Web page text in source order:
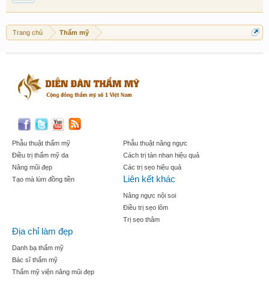
Trang chủ Thẩm mỹ
Phẫu thuật thẩm mỹ
Điều trị thẩm mỹ da
Nâng mũi đẹp
Tạo mà lúm đồng tiền
Phẫu thuật nâng ngực
Cách trị tàn nhan hiệu quả
Các trị sẹo hiệu quả
Liên kết khác
Nâng ngực nội soi
Điều trị sẹo lõm
Trị sẹo thâm
Địa chỉ làm đẹp
Danh bạ thẩm mỹ
Bác sĩ thẩm mỹ
Thẩm mỹ viện nâng mũi đẹp